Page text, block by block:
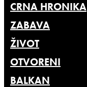
CRNA HRONIKA
ZABAVA
ŽIVOT
OTVORENI
BALKAN